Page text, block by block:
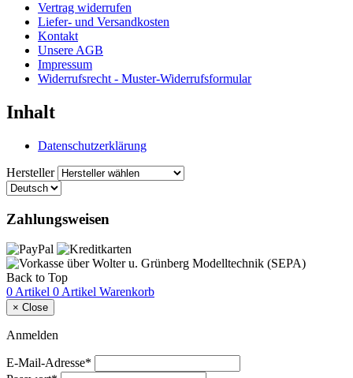
Vertrag widerrufen
Liefer- und Versandkosten
Kontakt
Unsere AGB
Impressum
Widerrufsrecht - Muster-Widerrufsformular
Inhalt
Datenschutzerklärung
Hersteller
Zahlungsweisen
Back to Top
0 Artikel 0 Artikel Warenkorb
× Close
Anmelden
E-Mail-Adresse*